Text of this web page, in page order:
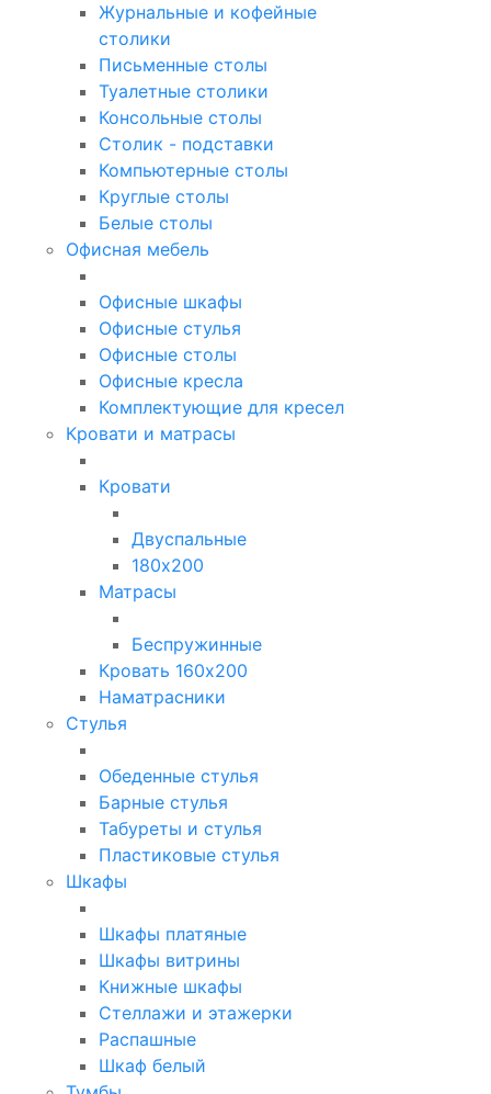
Журнальные и кофейные
столики
Письменные столы
Туалетные столики
Консольные столы
Столик - подставки
Компьютерные столы
Круглые столы
Белые столы
Офисная мебель
Офисные шкафы
Офисные стулья
Офисные столы
Офисные кресла
Комплектующие для кресел
Кровати и матрасы
Кровати
Двуспальные
180х200
Матрасы
Беспружинные
Кровать 160х200
Наматрасники
Стулья
Обеденные стулья
Барные стулья
Табуреты и стулья
Пластиковые стулья
Шкафы
Шкафы платяные
Шкафы витрины
Книжные шкафы
Стеллажи и этажерки
Распашные
Шкаф белый